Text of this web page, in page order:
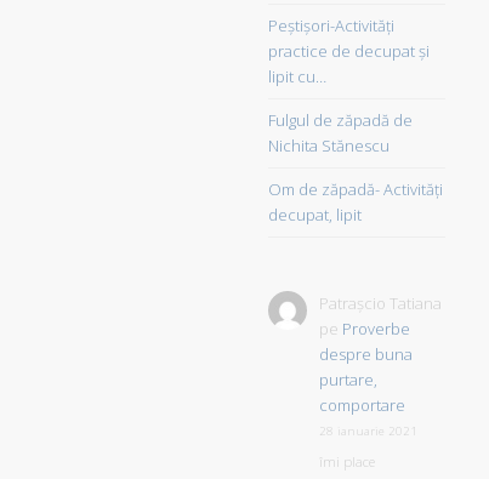
Peştişori-Activităţi
practice de decupat şi
lipit cu…
Fulgul de zăpadă de
Nichita Stănescu
Om de zăpadă- Activităţi
decupat, lipit
Patrașcio Tatiana
pe Proverbe
despre buna
purtare,
comportare
28 ianuarie 2021
îmi place